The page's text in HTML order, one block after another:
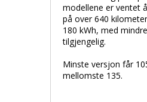
modellene er ventet
på over 640
180 kWh, med
tilgjengelig.
Minste versjon får
mellomste 135.